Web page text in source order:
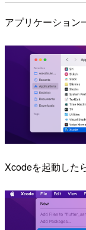
アプリケーション
Xcodeを起動した